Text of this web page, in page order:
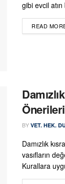
gibi evcil
READ
Önerileri
BY VET. HEK.
Damızlık
vasıfların
Kurallara